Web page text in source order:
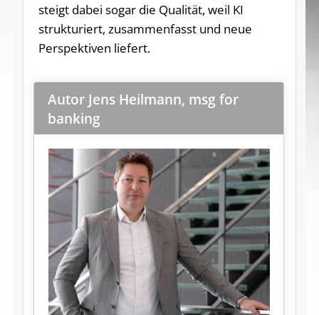
steigt dabei sogar die Qualität, weil KI
strukturiert, zusammenfasst und neue
Perspektiven liefert.
Autor Jens Heilmann, msg for
banking